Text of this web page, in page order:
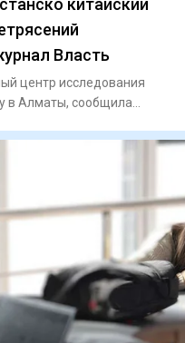
Власть
центр исследования
в Алматы, сообщила